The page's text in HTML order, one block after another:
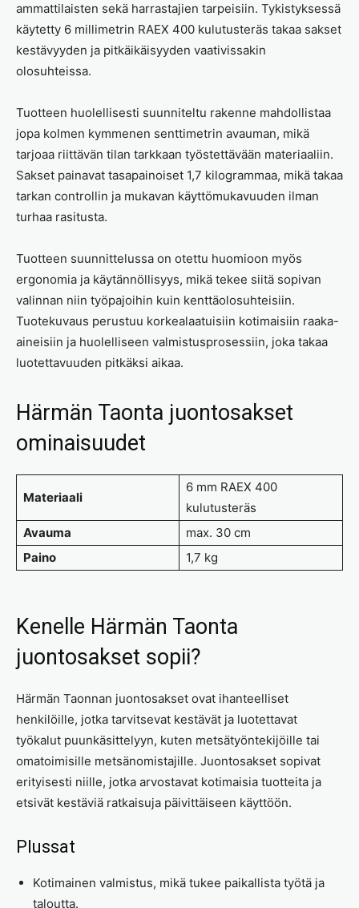
ammattilaisten sekä harrastajien tarpeisiin. Tykistyksessä
käytetty 6 millimetrin RAEX 400 kulutusteräs takaa sakset
kestävyyden ja pitkäikäisyyden vaativissakin
olosuhteissa.
Tuotteen huolellisesti suunniteltu rakenne mahdollistaa
jopa kolmen kymmenen senttimetrin avauman, mikä
tarjoaa riittävän tilan tarkkaan työstettävään materiaaliin.
Sakset painavat tasapainoiset 1,7 kilogrammaa, mikä takaa
tarkan controllin ja mukavan käyttömukavuuden ilman
turhaa rasitusta.
Tuotteen suunnittelussa on otettu huomioon myös
ergonomia ja käytännöllisyys, mikä tekee siitä sopivan
valinnan niin työpajoihin kuin kenttäolosuhteisiin.
Tuotekuvaus perustuu korkealaatuisiin kotimaisiin raaka-
aineisiin ja huolelliseen valmistusprosessiin, joka takaa
luotettavuuden pitkäksi aikaa.
Härmän Taonta juontosakset
ominaisuudet
Materiaali
6 mm RAEX 400
kulutusteräs
Avauma
max. 30 cm
Paino
1,7 kg
Kenelle Härmän Taonta
juontosakset sopii?
Härmän Taonnan juontosakset ovat ihanteelliset
henkilöille, jotka tarvitsevat kestävät ja luotettavat
työkalut puunkäsittelyyn, kuten metsätyöntekijöille tai
omatoimisille metsänomistajille. Juontosakset sopivat
erityisesti niille, jotka arvostavat kotimaisia tuotteita ja
etsivät kestäviä ratkaisuja päivittäiseen käyttöön.
Plussat
Kotimainen valmistus, mikä tukee paikallista työtä ja
taloutta.